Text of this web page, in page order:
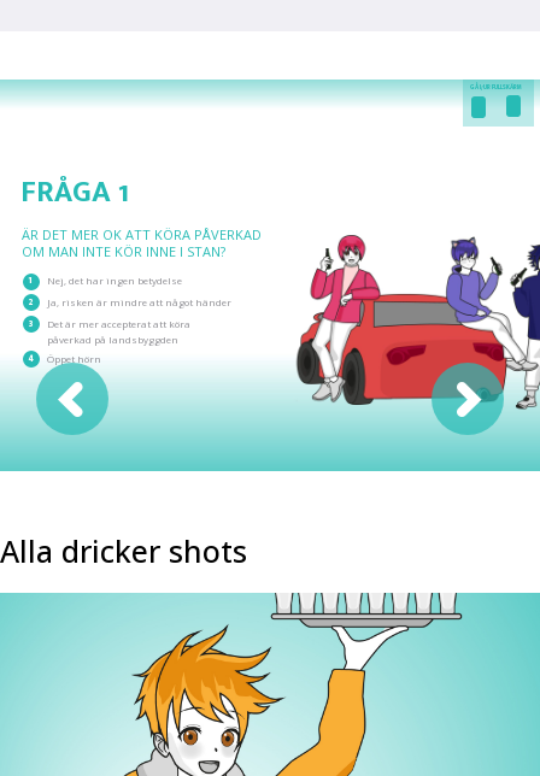
GÅ I/UR FULLSKÄRM
ÄR DET MER OK ATT KÖRA PÅVERKAD
OM MAN INTE KÖR INNE I STAN?
Nej, det har ingen betydelse
FRÅGA 1
3
1
2
4
Ja, risken är mindre att något händer
Det är mer accepterat att köra
påverkad på landsbyggden
Öppet hörn
Alla dricker shots